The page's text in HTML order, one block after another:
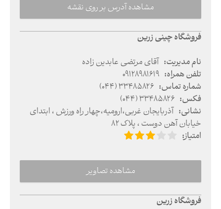
مشاهده آدرس بر روی نقشه
فروشگاه چینی زرین
نام مدیریت: آقای مرتضی عابدین زاده
تلفن همراه:
09128981619
شماره تماس:
(044) 33485826
فکس:
(044) 33485826
نشانی: آذربایجان غربی،ارومیه،چهار راه ورزش ، ابتدای
خیابان آهن دوست ، پلاک 82
امتیاز:
مشاهده تصاویر
فروشگاه زرین